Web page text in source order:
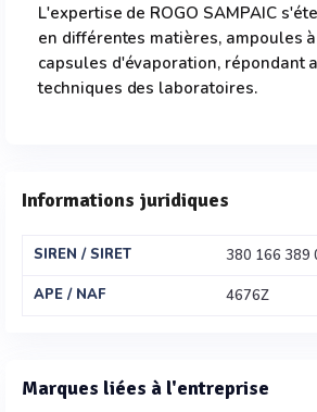
L'expertise de ROGO SAMPAIC
en différentes matières, ampoules
capsules d'évaporation, répondant
techniques des laboratoires.
Informations juridiques
SIREN / SIRET
380 166 389
APE / NAF
4676Z
Marques liées à l'entreprise